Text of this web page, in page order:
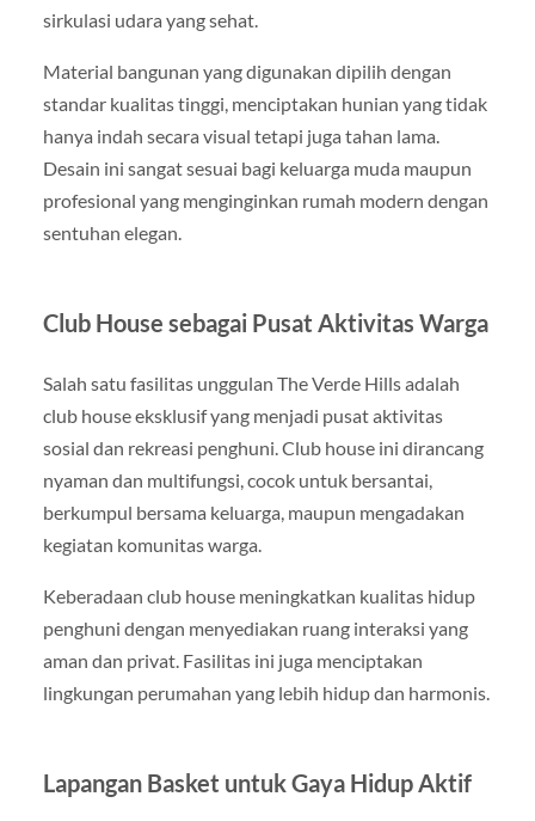
sirkulasi udara yang sehat.
Material bangunan yang digunakan dipilih dengan
standar kualitas tinggi, menciptakan hunian yang tidak
hanya indah secara visual tetapi juga tahan lama.
Desain ini sangat sesuai bagi keluarga muda maupun
profesional yang menginginkan rumah modern dengan
sentuhan elegan.
Club House sebagai Pusat Aktivitas Warga
Salah satu fasilitas unggulan The Verde Hills adalah
club house eksklusif yang menjadi pusat aktivitas
sosial dan rekreasi penghuni. Club house ini dirancang
nyaman dan multifungsi, cocok untuk bersantai,
berkumpul bersama keluarga, maupun mengadakan
kegiatan komunitas warga.
Keberadaan club house meningkatkan kualitas hidup
penghuni dengan menyediakan ruang interaksi yang
aman dan privat. Fasilitas ini juga menciptakan
lingkungan perumahan yang lebih hidup dan harmonis.
Lapangan Basket untuk Gaya Hidup Aktif